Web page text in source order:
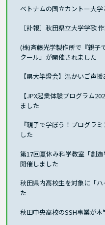
ベトナムの国立カントー大
［訃報］秋田県立大学学歌
(株)斉藤光学製作所で『親子
クール』が開催されました
【県大竿燈会】温かいご声
【JPX起業体験プログラム
ました
『親子で学ぼう！プログラ
した
第17回夏休み科学教室「創
開催しました
秋田県内高校生を対象に「
た
秋田中央高校のSSH事業が